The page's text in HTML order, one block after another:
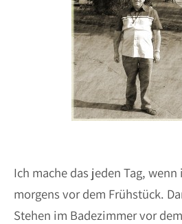
Ich mache das jeden Tag,
morgens vor dem Frühstück.
Stehen im Badezimmer vor